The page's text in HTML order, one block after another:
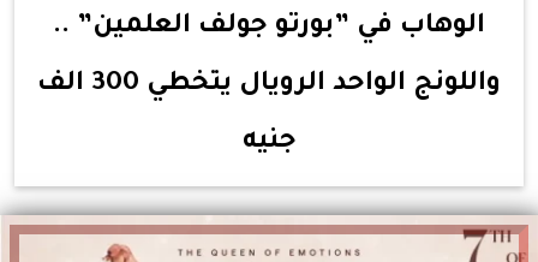
الوهاب في ”بورتو جولف العلمين” ..
واللونج الواحد الرويال يتخطي 300 الف
جنيه